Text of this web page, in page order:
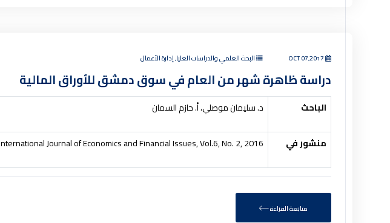
البحث العلمي والدراسات العليا, إدارة الأعمال
دراسة ظاهرة شهر من العام في سوق دمشق للأوراق المالية
الباحث د. سليمان موصلي، أ. حازم السمان
منشور في Journal of Economics and Financial Issues, Vol.6, No. 2, 2016
متابعة القراءة